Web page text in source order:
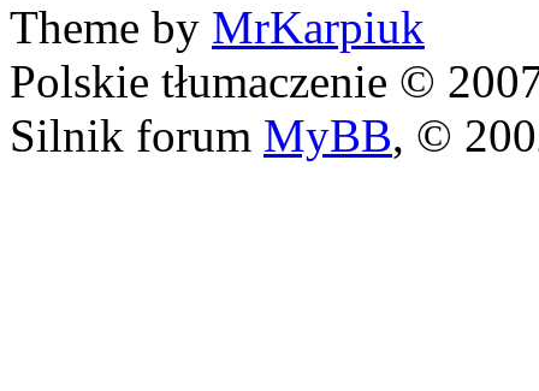
Theme by MrKarpiuk
Polskie tłumaczenie ©
Silnik forum MyBB, ©